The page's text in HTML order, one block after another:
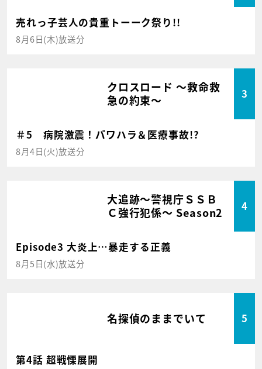
売れっ子芸人の貴重トーーク祭り!!
8月6日(木)放送分
クロスロード ～救命救
急の約束～
3
＃5 病院激震！パワハラ＆医療事故!?
8月4日(火)放送分
大追跡～警視庁ＳＳＢ
Ｃ強行犯係～ Season2
4
Episode3 大炎上…暴走する正義
8月5日(水)放送分
名探偵のままでいて 5
第4話 超戦慄展開